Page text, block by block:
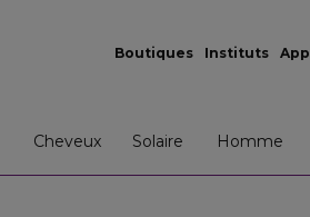
Boutiques Instituts App
Cheveux Solaire Homme